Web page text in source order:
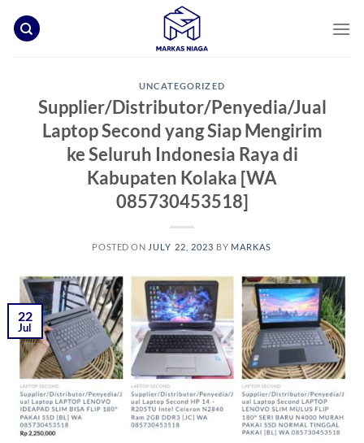
to
UNCATEGORIZED
Supplier/Distributor/Penyedia/Jual
Laptop Second yang Siap Mengirim
ke Seluruh Indonesia Raya di
Kabupaten Kolaka [WA
085730453518]
POSTED ON JULY 22, 2023 BY MARKAS
22
Jul